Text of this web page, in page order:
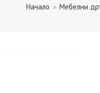
Начало Мебелни